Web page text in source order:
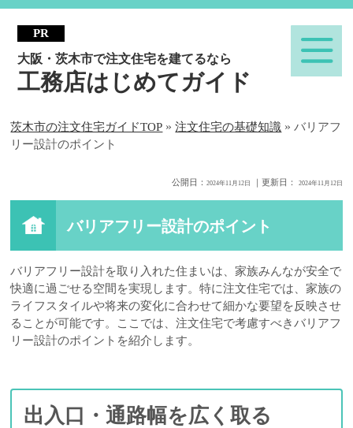
大阪・茨木市で注文住宅を建てるなら
工務店はじめてガイド
茨木市の注文住宅ガイドTOP »注文住宅の基礎知識 »バリアフ
リー設計のポイント
公開日： 2024年11月12日 ｜更新日： 2024年11月12日
バリアフリー設計のポイント
バリアフリー設計を取り入れた住まいは、家族みんなが安全で
快適に過ごせる空間を実現します。特に注文住宅では、家族の
ライフスタイルや将来の変化に合わせて細かな要望を反映させ
ることが可能です。ここでは、注文住宅で考慮すべきバリアフ
リー設計のポイントを紹介します。
出入口・通路幅を広く取る